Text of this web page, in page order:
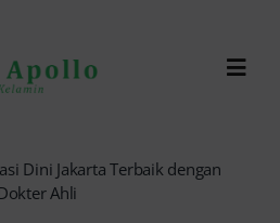
Dini Jakarta Terbaik dengan
Ahli